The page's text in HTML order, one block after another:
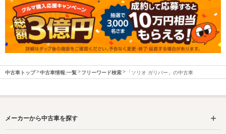
中古車トップ 中古車情報:一覧 フリーワード検索 「ソリオ ガリバー」の中古車
メーカーから中古車を探す